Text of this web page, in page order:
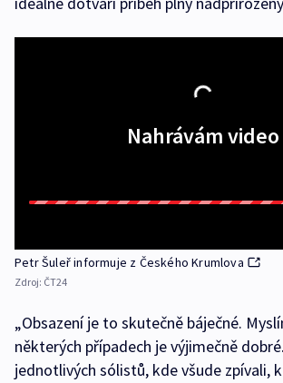
Nahrávám video
Petr Šuleř informuje z Českého Krumlova
Zdroj: ČT24
„Obsazení je to skutečně báječné.
některých případech je výjimečně
jednotlivých sólistů, kde všude zpívali,